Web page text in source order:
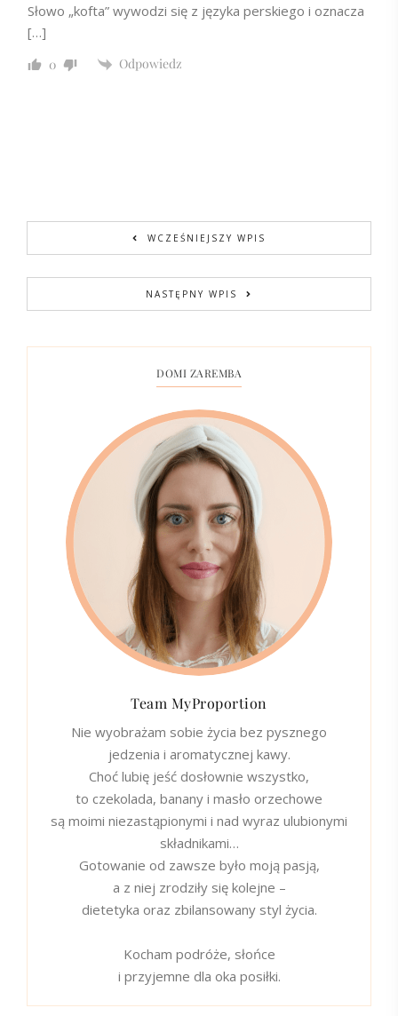
Słowo „kofta” wywodzi się z języka perskiego i oznacza
[…]
0 Odpowiedz
WCZEŚNIEJSZY WPIS
NASTĘPNY WPIS
DOMI ZAREMBA
Team MyProportion
Nie wyobrażam sobie życia bez pysznego
jedzenia i aromatycznej kawy.
Choć lubię jeść dosłownie wszystko,
to czekolada, banany i masło orzechowe
są moimi niezastąpionymi i nad wyraz ulubionymi
składnikami…
Gotowanie od zawsze było moją pasją,
a z niej zrodziły się kolejne –
dietetyka oraz zbilansowany styl życia.
Kocham podróże, słońce
i przyjemne dla oka posiłki.